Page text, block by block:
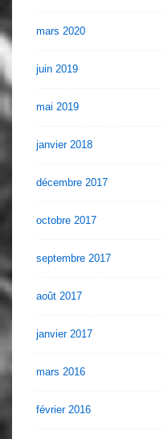
mars 2020
juin 2019
mai 2019
janvier 2018
décembre 2017
octobre 2017
septembre 2017
août 2017
janvier 2017
mars 2016
février 2016